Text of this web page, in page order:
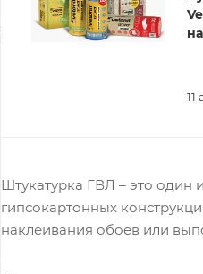
11
Штукатурка ГВЛ – это один
гипсокартонных
наклеивания обоев или